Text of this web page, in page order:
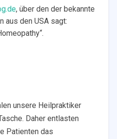
, über den der bekannte
aus den USA sagt:
unsere Heilpraktiker
Daher entlasten
Patienten das